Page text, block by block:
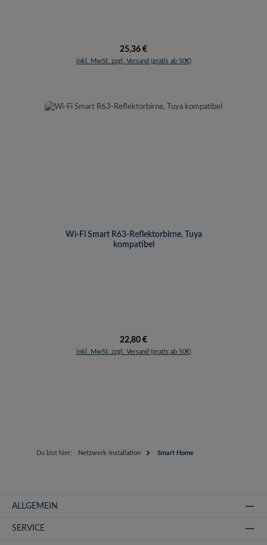
Regulärer Preis:
25,36 €
inkl. MwSt. zzgl. Versand (gratis ab 50€)
Wi-Fi Smart R63-Reflektorbirne, Tuya
kompatibel
Regulärer Preis:
22,80 €
inkl. MwSt. zzgl. Versand (gratis ab 50€)
Du bist hier: Netzwerk-Installation Smart Home
ALLGEMEIN
SERVICE